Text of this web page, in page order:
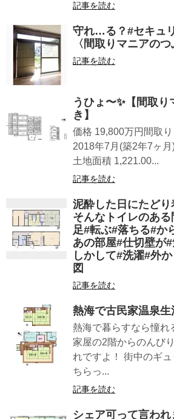
記事を読む
守れ…る？#セキュ
〈間取りマニアのつ
記事を読む
うひょ〜✨【間取
き】
価格 19,800万円間取
2018年7月(築2年7ヶ
土地面積 1,221.00...
記事を読む
泥酔した日にたどり
そんなトイレのあ
足#転ぶ#落ちる#か
あの部屋#仕切壁が
しかして#洗濯#外
図
記事を読む
熱海で古民家温泉生
熱海で暮らすなら憧れ
家屋の2階からのんび
れですよ！ 街中のギ
ちらっ...
記事を読む
シェア可って言わ